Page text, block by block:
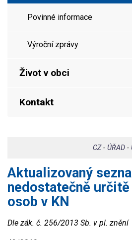
Povinné informace
Výroční zprávy
Život v obci
Kontakt
CZ- ÚŘAD-
Aktualizovaný
nedostatečně určitě
osob v KN
Dle zák. č. 256/2013 Sb. v pl. znění